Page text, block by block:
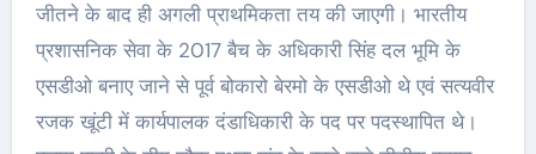
जीतने के बाद ही अगली प्राथमिकता तय की जाएगी। भारतीय
प्रशासनिक सेवा के 2017 बैच के अधिकारी सिंह दल भूमि के
एसडीओ बनाए जाने से पूर्व बोकारो बेरमो के एसडीओ थे एवं सत्यवीर
रजक खूंटी में कार्यपालक दंडाधिकारी के पद पर पदस्थापित थे।